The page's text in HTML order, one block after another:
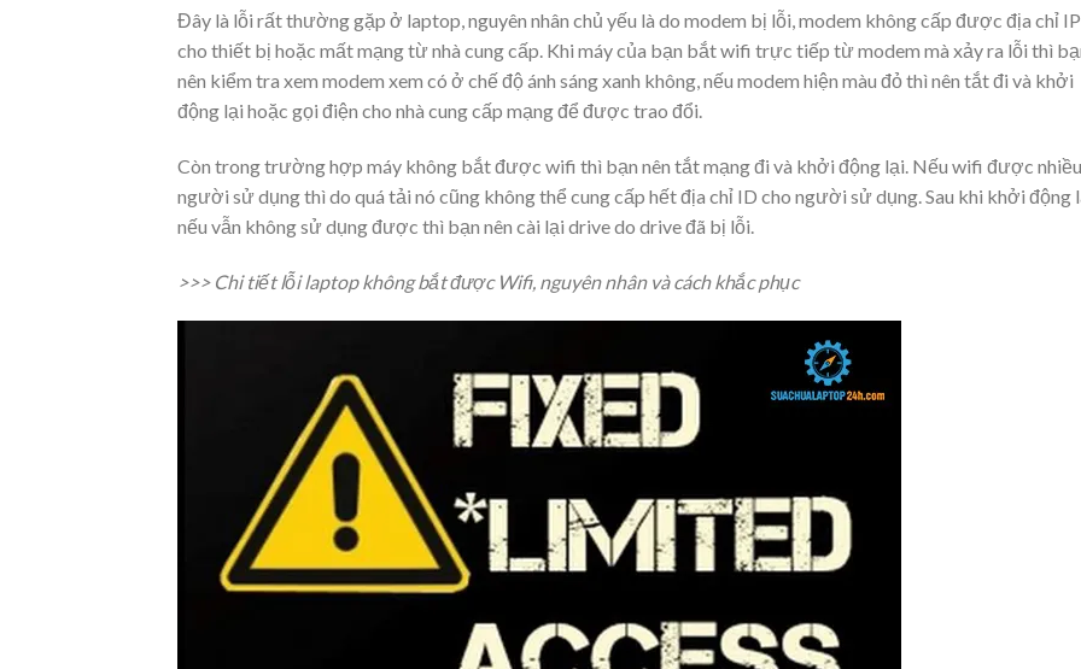
Đây là lỗi rất thường gặp ở laptop, nguyên nhân chủ yếu là do modem bị lỗi, modem không cấp được địa chỉ IP
cho thiết bị hoặc mất mạng từ nhà cung cấp. Khi máy của bạn bắt wifi trực tiếp từ modem mà xảy ra lỗi thì
nên kiểm tra xem modem xem có ở chế độ ánh sáng xanh không, nếu modem hiện màu đỏ thì nên tắt đi và khởi
động lại hoặc gọi điện cho nhà cung cấp mạng để được trao đổi.
Còn trong trường hợp máy không bắt được wifi thì bạn nên tắt mạng đi và khởi động lại. Nếu wifi được nhiều
người sử dụng thì do quá tải nó cũng không thể cung cấp hết địa chỉ ID cho người sử dụng. Sau khi khởi động
nếu vẫn không sử dụng được thì bạn nên cài lại drive do drive đã bị lỗi.
>>> Chi tiết lỗi laptop không bắt được Wifi, nguyên nhân và cách khắc phục